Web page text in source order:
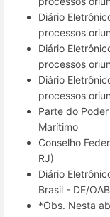
Diário
processos
Diário
processos
Diário
processos
Parte do
Marítimo
Conselho
RJ)
Diário
Brasil - DE/
*Obs. Nesta